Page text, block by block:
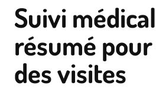
Suivi
résumé
des visites